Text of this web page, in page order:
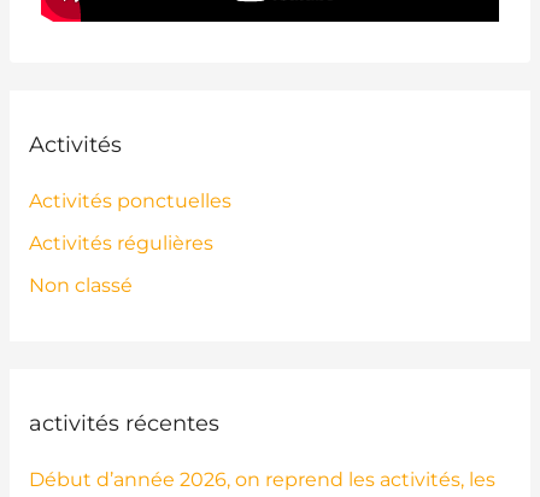
Activités
Activités ponctuelles
Activités régulières
Non classé
activités récentes
Début d’année 2026, on reprend les activités, les